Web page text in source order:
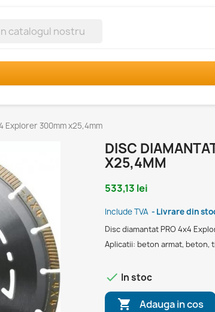
Explorer 300mm x25,4mm
DISC
X25,4MM
533,13 lei
Include TVA Livrare din
Disc diamantat PRO 4x4
Aplicatii: beton armat, beton,
 In stoc
 Adauga in cos